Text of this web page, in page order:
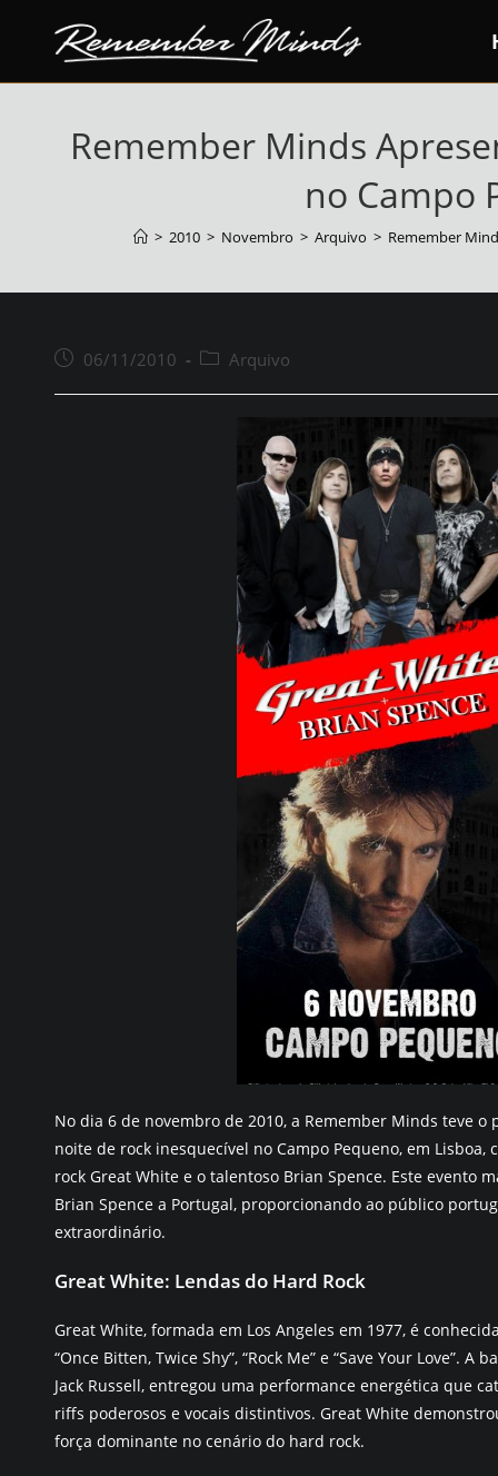
Remember Minds
no Campo
> 2010 > Novembro > Arquivo > Remember
Post 06/11/2010
Categoria
Arquivo
No dia 6 de novembro de 2010, a Remember Minds teve
noite de rock inesquecível no Campo Pequeno, em Lisboa,
rock Great White e o talentoso Brian Spence. Este evento
Brian Spence a Portugal, proporcionando ao público
extraordinário.
Great White: Lendas do Hard Rock
Great White, formada em Los Angeles em 1977, é
“Once Bitten, Twice Shy”, “Rock Me” e “Save Your Love”.
Jack Russell, entregou uma performance energética que
riffs poderosos e vocais distintivos. Great White
força dominante no cenário do hard rock.